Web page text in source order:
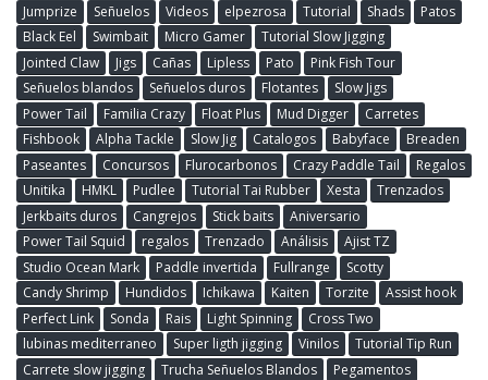
Jumprize
Señuelos Videos elpezrosa Tutorial Shads
Patos
Black Eel
Swimbait Micro Gamer
Tutorial Slow Jigging
Jointed Claw
Jigs Cañas Lipless Pato
Pink Fish Tour
Señuelos blandos
Señuelos duros Flotantes
Slow Jigs
Power Tail
Familia Crazy Float Plus Mud Digger
Carretes
Fishbook
Alpha Tackle Slow Jig Catalogos Babyface
Breaden
Paseantes
Concursos Flurocarbonos Crazy Paddle Tail
Regalos
Unitika
HMKL Pudlee Tutorial Tai Rubber Xesta
Trenzados
Jerkbaits duros
Cangrejos Stick baits
Aniversario
Power Tail Squid
regalos Trenzado Análisis
Ajist TZ
Studio Ocean Mark
Paddle invertida Fullrange
Scotty
Candy Shrimp
Hundidos Ichikawa Kaiten Torzite
Assist hook
Perfect Link
Sonda Rais Light Spinning
Cross Two
lubinas mediterraneo
Super ligth jigging Vinilos
Tutorial Tip Run
Carrete slow jigging
Trucha Señuelos Blandos
Pegamentos